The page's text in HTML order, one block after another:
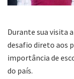
Durante sua visita
desafio direto aos
importância de
do país.